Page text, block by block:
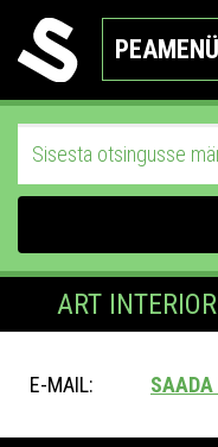
ART
E-MAIL: SAADA